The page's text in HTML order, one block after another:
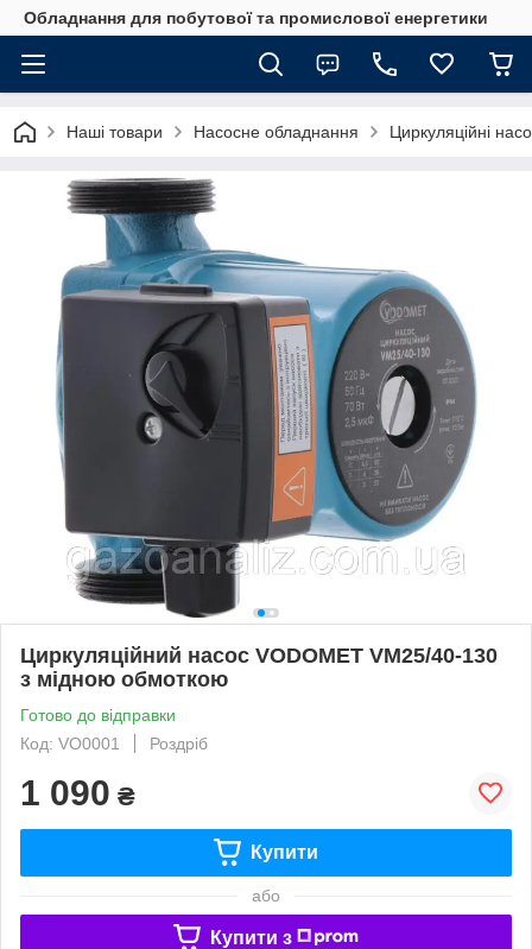
Обладнання для побутової та промислової енергетики
Наші товари Насосне обладнання Циркуляційні
Циркуляційний насос VODOMET VM25/40-130
з мідною обмоткою
Готово до відправки
Код: VO0001
Роздріб
1 090 ₴
Купити
або
Купити з